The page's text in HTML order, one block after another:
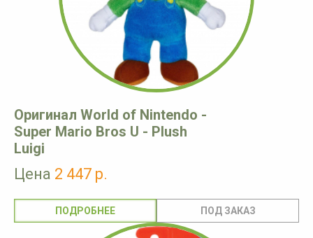
Оригинал World of Nintendo -
Super Mario Bros U - Plush
Luigi
Цена 2 447 р.
ПОДРОБНЕЕ